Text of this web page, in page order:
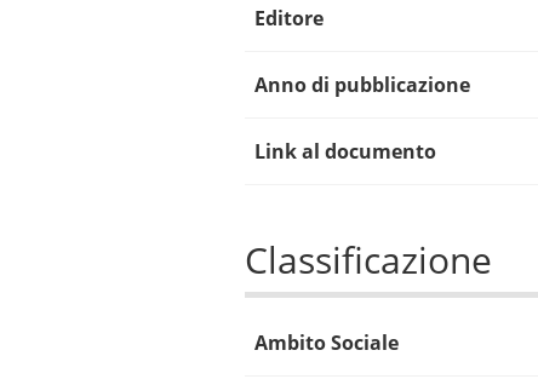
Editore
Anno di pubblicazione
Link al documento
Classificazione
Ambito Sociale